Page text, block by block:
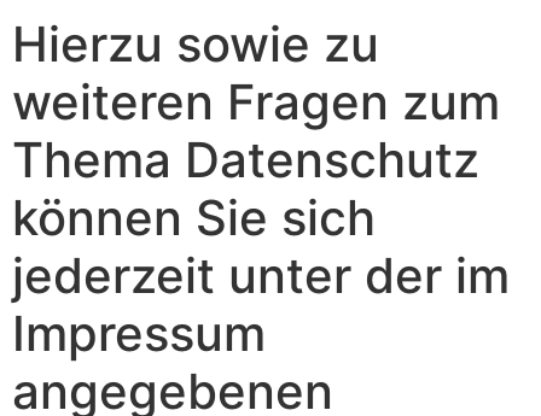
Hierzu sowie zu
weiteren Fragen zum
Thema Datenschutz
können Sie sich
jederzeit unter der im
Impressum
angegebenen